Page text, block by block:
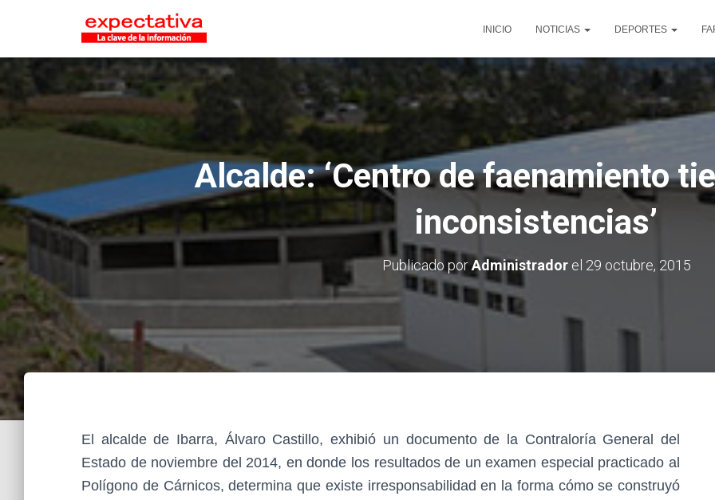
INICIO NOTICIAS DEPORTES
Alcalde: ‘Centro de faenamiento
inconsistencias’
Publicado porAdministradorel 29 octubre, 2015
El alcalde de Ibarra, Álvaro Castillo, exhibió un documento de la Contraloría General del
Estado de noviembre del 2014, en donde los resultados de un examen especial practicado al
Polígono de Cárnicos, determina que existe irresponsabilidad en la forma cómo se construyó